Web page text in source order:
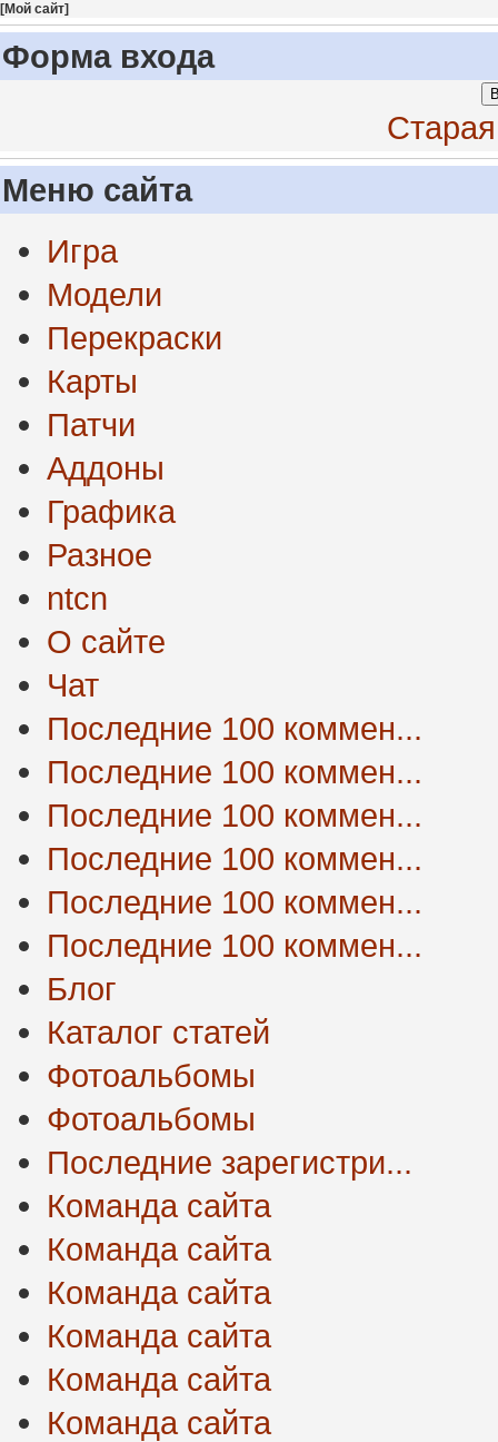
[Мой сайт]
Форма входа
Меню сайта
Игра
Модели
Перекраски
Карты
Патчи
Аддоны
Графика
Разное
ntcn
О сайте
Чат
Последние 100 коммен...
Последние 100 коммен...
Последние 100 коммен...
Последние 100 коммен...
Последние 100 коммен...
Последние 100 коммен...
Блог
Каталог статей
Фотоальбомы
Фотоальбомы
Последние зарегистри...
Команда сайта
Команда сайта
Команда сайта
Команда сайта
Команда сайта
Команда сайта